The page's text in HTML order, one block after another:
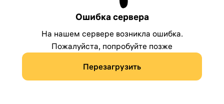
Ошибка сервера
На нашем сервере возникла ошибка.
Пожалуйста, попробуйте позже
Перезагрузить